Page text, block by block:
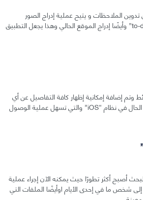
الملاحظات و يتيح عملية إدراج الصور
والفيديوهات وعمل “to-do list” وأيضًا إدراج الموقع الحالي وهذا يجعل التطبيق
وتم إضافة إمكانية إظهار كافة التفاصيل عن أي
موقع على الخريطة كما هو الحال في نظام “iOS” والتي تسهل عملية الوصول
أصبح أكثر تطورًا حيث يمكنه الآن إجراء عملية
شخص ما في إحدى الأيام اوأيضًا الملفات التي